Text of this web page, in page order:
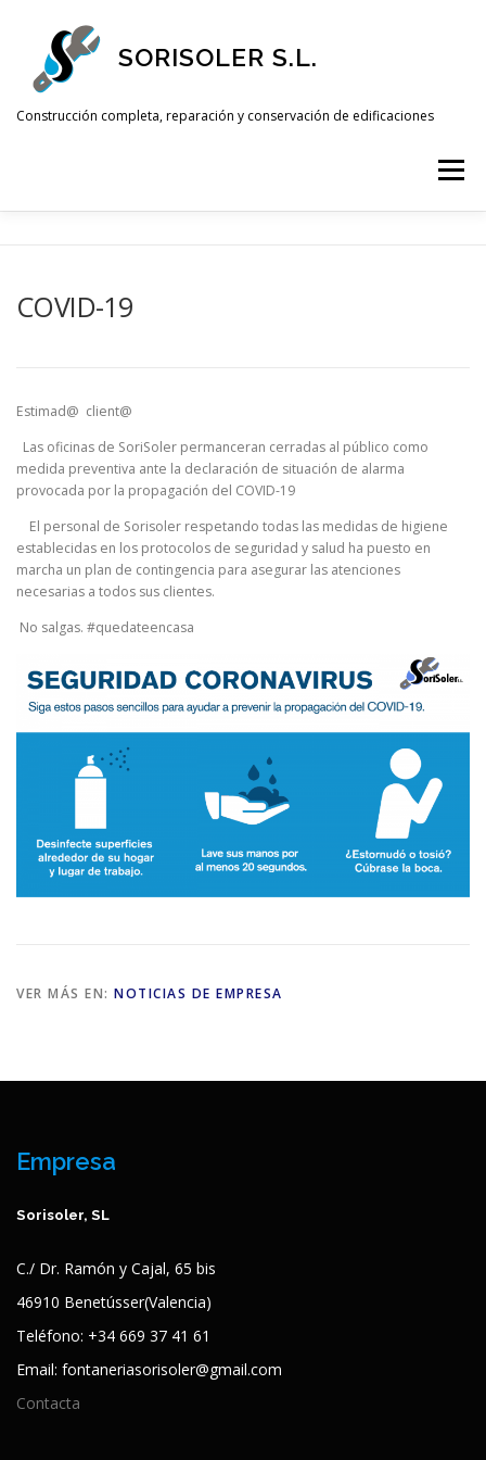
contenido
SORISOLER S.L.
Construcción completa, reparación y conservación de edificaciones
Menú
COVID-19
Estimad@ client@
Las oficinas de SoriSoler permanceran cerradas al público como
medida preventiva ante la declaración de situación de alarma
provocada por la propagación del COVID-19
El personal de Sorisoler respetando todas las medidas de higiene
establecidas en los protocolos de seguridad y salud ha puesto en
marcha un plan de contingencia para asegurar las atenciones
necesarias a todos sus clientes.
No salgas. #quedateencasa
VER MÁS EN: NOTICIAS DE EMPRESA
Empresa
Sorisoler, SL
C./ Dr. Ramón y Cajal, 65 bis
46910 Benetússer(Valencia)
Teléfono: +34 669 37 41 61
Email: fontaneriasorisoler@gmail.com
Contacta